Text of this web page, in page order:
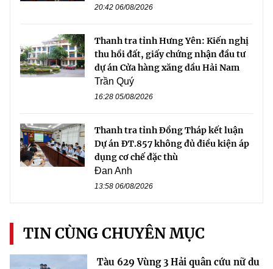
20:42 06/08/2026
Thanh tra tỉnh Hưng Yên: Kiến nghị
thu hồi đất, giấy chứng nhận đầu tư
dự án Cửa hàng xăng dầu Hải Nam
Trần Quý
16:28 05/08/2026
Thanh tra tỉnh Đồng Tháp kết luận
Dự án ĐT.857 không đủ điều kiện áp
dụng cơ chế đặc thù
Đan Anh
13:58 06/08/2026
TIN CÙNG CHUYÊN MỤC
Tàu 629 Vùng 3 Hải quân cứu nữ du